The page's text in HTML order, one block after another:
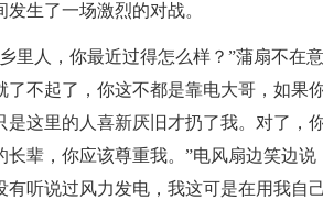
生了一场激烈的对战。
里人，你最近过得怎么样？”蒲扇不在
了不起了，你这不都是靠电大哥，如果
是这里的人喜新厌旧才扔了我。对了，
长辈，你应该尊重我。”电风扇边笑边
有听说过风力发电，我这可是在用我自